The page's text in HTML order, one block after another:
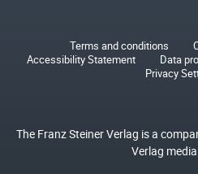
Terms and conditions
Accessibility Statement
Data
Privacy
The Franz Steiner Verlag is a
Verlag